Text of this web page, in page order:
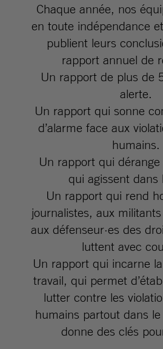
Chaque année, nos
en toute indépendance
publient leurs
rapport annuel de
Un rapport de plus de
alerte.
Un rapport qui sonne
d’alarme face aux
humains.
Un rapport qui
qui agissent dans
Un rapport qui rend
journalistes, aux
aux défenseur·es des
luttent avec
Un rapport qui incarne
travail, qui permet
lutter contre les
humains partout dans
donne des clés